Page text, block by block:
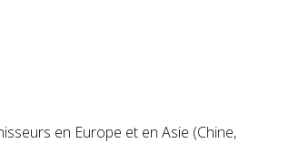
en Europe et en Asie (Chine,